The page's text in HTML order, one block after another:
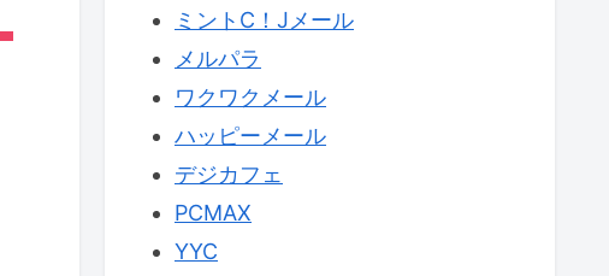
ミントC！Jメール
メルパラ
ワクワクメール
ハッピーメール
デジカフェ
PCMAX
YYC